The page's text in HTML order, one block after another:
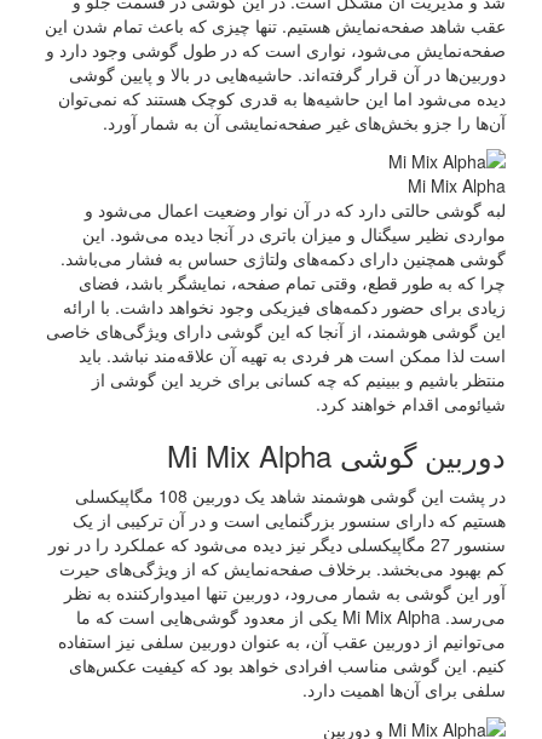
عقب شاهد صفحه‌نمایش هستیم. تنها چیزی که باعث تمام شدن این
صفحه‌نمایش می‌شود، نواری است که در طول گوشی وجود دارد و
دوربین‌ها در آن قرار گرفته‌اند. حاشیه‌هایی در بالا و پایین گوشی
دیده می‌شود اما این حاشیه‌ها به قدری کوچک هستند که نمی‌توان
آن‌ها را جزو بخش‌های غیر صفحه‌نمایشی آن به شمار آورد.
Mi Mix Alpha
لبه گوشی حالتی دارد که در آن نوار وضعیت اعمال می‌شود و
مواردی نظیر سیگنال و میزان باتری در آنجا دیده می‌شود. این
گوشی همچنین دارای دکمه‌های ولتاژی حساس به فشار می‌باشد.
چرا که به طور قطع، وقتی تمام صفحه، نمایشگر باشد، فضای
زیادی برای حضور دکمه‌های فیزیکی وجود نخواهد داشت. با ارائه
این گوشی هوشمند، از آنجا که این گوشی دارای ویژگی‌های خاصی
است لذا ممکن است هر فردی به تهیه آن علاقه‌مند نباشد‌. باید
منتظر باشیم و ببینیم که چه کسانی برای خرید این گوشی از
شیائومی اقدام خواهند کرد.
دوربین گوشی Mi Mix Alpha
در پشت این گوشی هوشمند شاهد یک دوربین 108 مگاپیکسلی
هستیم که دارای سنسور بزرگنمایی است و در آن ترکیبی از یک
سنسور 27 مگاپیکسلی دیگر نیز دیده می‌شود که عملکرد را در نور
کم بهبود می‌بخشد. برخلاف صفحه‌نمایش که از ویژگی‌های حیرت
آور این گوشی به شمار می‌رود، دوربین تنها امیدوار‌کننده به نظر
می‌رسد. Mi Mix Alpha یکی از معدود گوشی‌هایی است که ما
می‌توانیم از دوربین عقب آن، به عنوان دوربین سلفی نیز استفاده
کنیم. این گوشی مناسب افرادی خواهد بود که کیفیت عکس‌های
سلفی برای آن‌ها اهمیت دارد.